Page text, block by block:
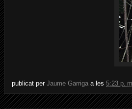
publicat per Jaume Garriga a les 5:23 p. m.